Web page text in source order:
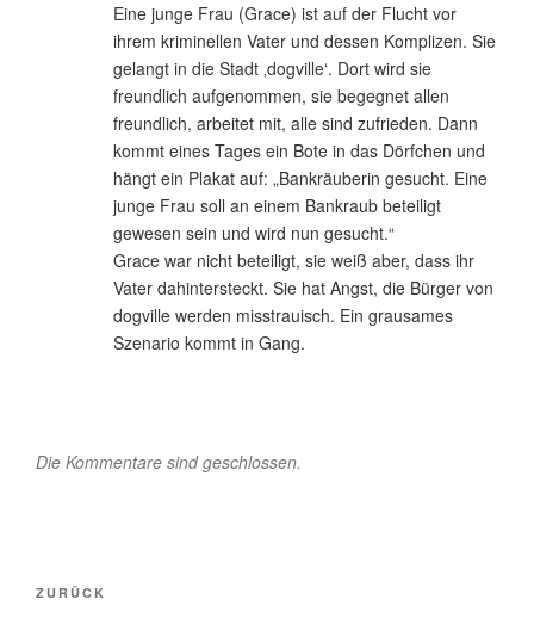
Eine junge Frau (Grace) ist auf der Flucht vor
ihrem kriminellen Vater und dessen Komplizen. Sie
gelangt in die Stadt ‚dogville‘. Dort wird sie
freundlich aufgenommen, sie begegnet allen
freundlich, arbeitet mit, alle sind zufrieden. Dann
kommt eines Tages ein Bote in das Dörfchen und
hängt ein Plakat auf: „Bankräuberin gesucht. Eine
junge Frau soll an einem Bankraub beteiligt
gewesen sein und wird nun gesucht.“
Grace war nicht beteiligt, sie weiß aber, dass ihr
Vater dahintersteckt. Sie hat Angst, die Bürger von
dogville werden misstrauisch. Ein grausames
Szenario kommt in Gang.
Die Kommentare sind geschlossen.
Beitragsnavigation
Vorheriger
ZURÜCK